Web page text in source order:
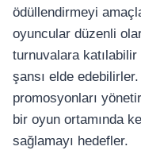
ödüllendirmeyi
oyuncular düzenli
turnuvalara
şansı elde
promosyonları
bir oyun ortamında
sağlamayı hedefler.